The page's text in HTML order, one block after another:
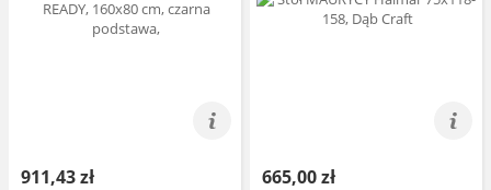
911,43 zł 665,00 zł